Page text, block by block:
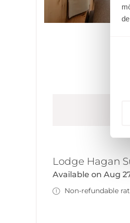
Lodge Hagan
Available on Aug
Non-refundable